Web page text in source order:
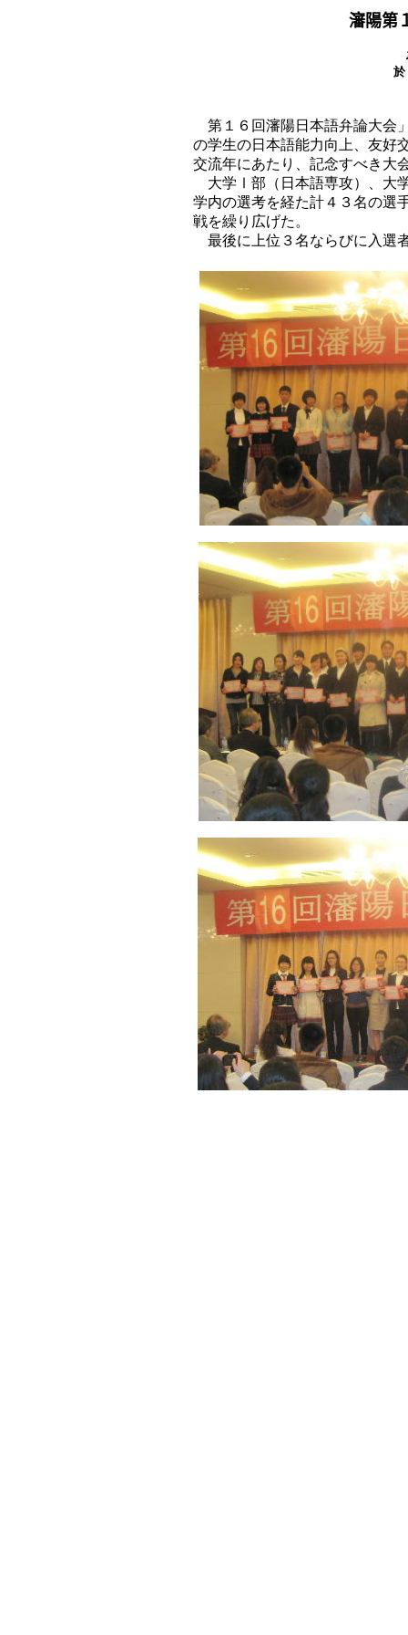
瀋陽第
第１６回瀋陽日本語弁論大会
の学生の日本語能力向上、友好
交流年にあたり、記念すべき大
大学Ⅰ部（日本語専攻）、大
学内の選考を経た計４３名の選
戦を繰り広げた。
最後に上位３名ならびに入選